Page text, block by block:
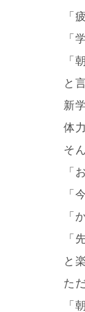
「
「
「
と
新
体
そ
「
「
「
「
と
た
「